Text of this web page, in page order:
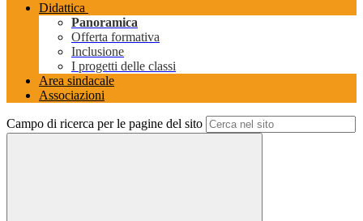
Didattica
Panoramica
Offerta formativa
Inclusione
I progetti delle classi
Area sindacale
Associazioni
Campo di ricerca per le pagine del sito